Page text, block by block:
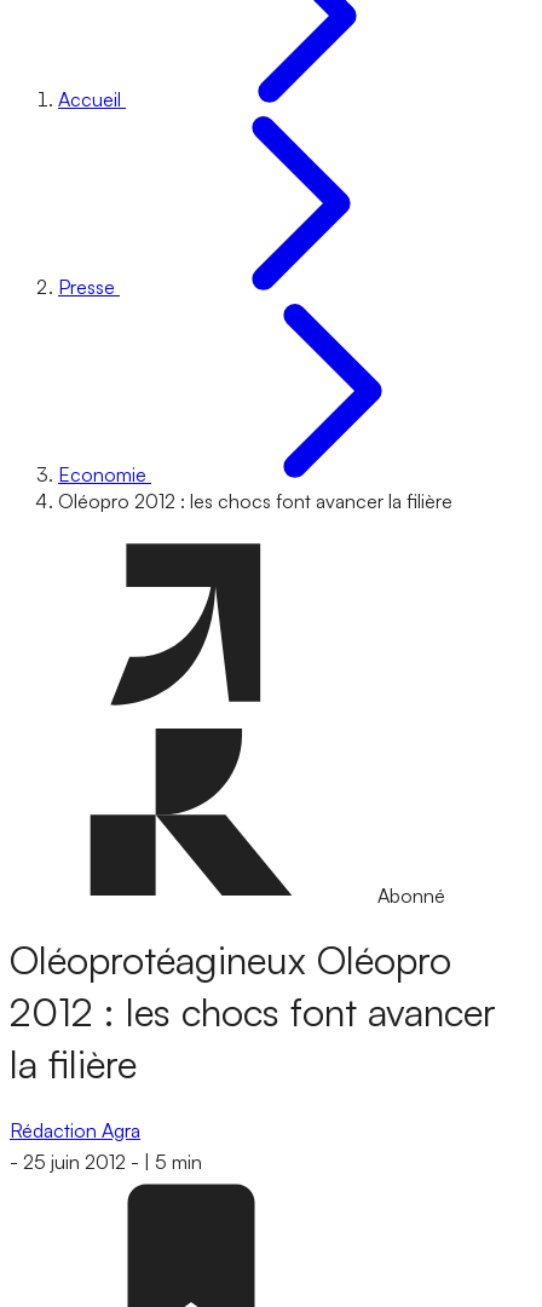
Accueil
Presse
Economie
Oléopro 2012 : les chocs font avancer la filière
Abonné
Oléoprotéagineux Oléopro
2012 : les chocs font avancer
la filière
Rédaction Agra
- 25 juin 2012 - 5 min